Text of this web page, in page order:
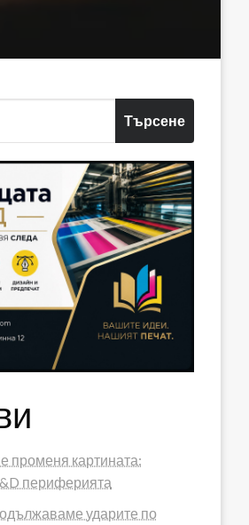
Търсене
променя картината:
периферията
ударите по